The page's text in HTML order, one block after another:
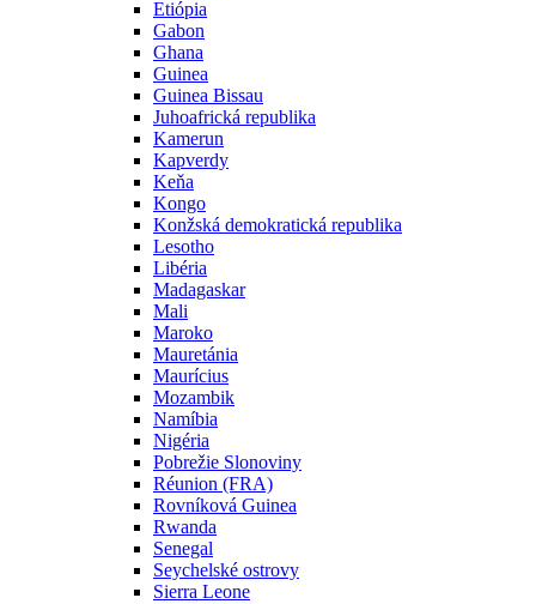
Etiópia
Gabon
Ghana
Guinea
Guinea Bissau
Juhoafrická republika
Kamerun
Kapverdy
Keňa
Kongo
Konžská demokratická republika
Lesotho
Libéria
Madagaskar
Mali
Maroko
Mauretánia
Maurícius
Mozambik
Namíbia
Nigéria
Pobrežie Slonoviny
Réunion (FRA)
Rovníková Guinea
Rwanda
Senegal
Seychelské ostrovy
Sierra Leone